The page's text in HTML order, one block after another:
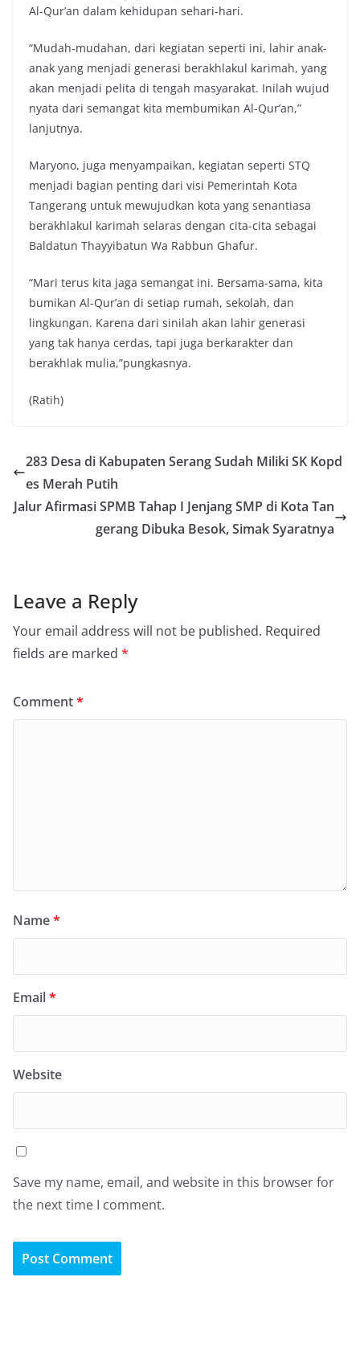
Al-Qur’an dalam kehidupan sehari-hari.
“Mudah-mudahan, dari kegiatan seperti ini, lahir anak-
anak yang menjadi generasi berakhlakul karimah, yang
akan menjadi pelita di tengah masyarakat. Inilah wujud
nyata dari semangat kita membumikan Al-Qur’an,”
lanjutnya.
Maryono, juga menyampaikan, kegiatan seperti STQ
menjadi bagian penting dari visi Pemerintah Kota
Tangerang untuk mewujudkan kota yang senantiasa
berakhlakul karimah selaras dengan cita-cita sebagai
Baldatun Thayyibatun Wa Rabbun Ghafur.
“Mari terus kita jaga semangat ini. Bersama-sama, kita
bumikan Al-Qur’an di setiap rumah, sekolah, dan
lingkungan. Karena dari sinilah akan lahir generasi
yang tak hanya cerdas, tapi juga berkarakter dan
berakhlak mulia,”pungkasnya.
(Ratih)
283 Desa di Kabupaten Serang Sudah Miliki SK Kopd
es Merah Putih
Jalur Afirmasi SPMB Tahap I Jenjang SMP di Kota Tan
gerang Dibuka Besok, Simak Syaratnya
Leave a Reply
Your email address will not be published. Required
fields are marked *
Comment*
Name*
Email*
Website
Save my name, email, and website in this browser for
the next time I comment.